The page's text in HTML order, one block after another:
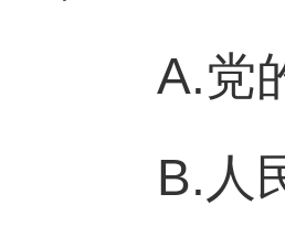
A.党
B.人